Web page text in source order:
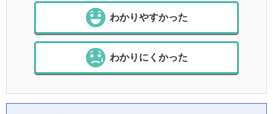
わかりやすかった
わかりにくかった